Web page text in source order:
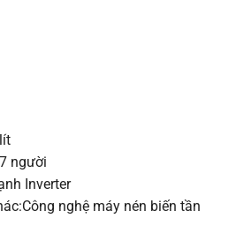
người
Inverter
nghệ máy nén biến tần